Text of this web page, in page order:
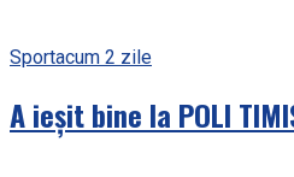
Sportacum 2 zile
A ieșit bine la POLI